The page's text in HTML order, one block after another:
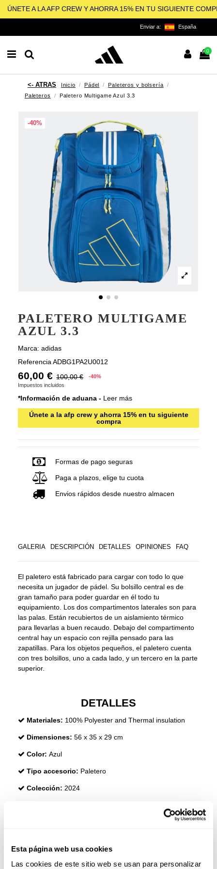
Esta página web usa cookies
Las cookies de este sitio web se usan para personalizar
ÚNETE A LA AFP CREW Y AHORRA 15% EN TU SIGUIENTE
Enviar a: España
0
Inicio Pádel
Paleteros y bolsería
Paleteros
Paletero Multigame Azul 3.3
-40%
PALETERO MULTIGAME
AZUL 3.3
Marca: adidas
Referencia ADBG1PA2U0012
60,00 € 100,00 €
-40%
Impuestos incluidos
*Información de aduana - Leer más
Únete a la afp crew y ahorra 15% en tu siguiente
compra
Formas de pago seguras
Paga a plazos, elige tu cuota
Envios rápidos desde nuestro almacen
GALERIA DESCRIPCIÓN DETALLES OPINIONES FAQ
El paletero está fabricado para cargar con todo lo que
necesita un jugador de pádel. Su bolsillo central es de
gran tamaño para poder guardar en él todo tu
equipamiento. Los dos compartimentos laterales son para
las palas. Están recubiertos de un aislamiento térmico
para llevarlas a buen recaudo. Debajo del compartimento
central hay un espacio con rejilla pensado para las
zapatillas. Para los objetos pequeños, el paletero cuenta
con tres bolsillos, uno a cada lado, y un tercero en la parte
superior.
DETALLES
Materiales: 100% Polyester and Thermal insulation
Dimensiones: 56 x 35 x 29 cm
Color: Azul
Tipo accesorio: Paletero
Colección: 2024
compraron: